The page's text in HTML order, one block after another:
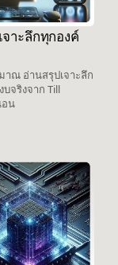
จาะลึกทุกองค์
าณ อ่านสรุปเจาะลึก
จริงจาก Till
อน